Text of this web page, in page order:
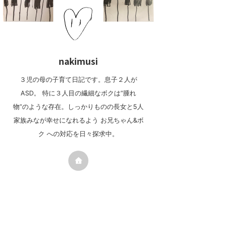
nakimusi
３児の母の子育て日記です。息子２人が
ASD。 特に３人目の繊細なボクは“腫れ
物”のような存在。しっかりものの長女と5人
家族みなが幸せになれるよう お兄ちゃん&ボ
ク への対応を日々探求中。